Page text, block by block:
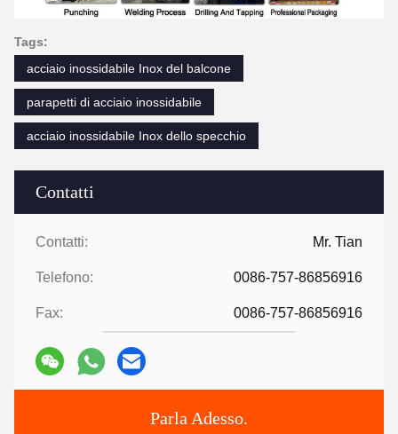
Contatti
Contatti: Mr. Tian
Telefono: 0086-757-86856916
Fax: 0086-757-86856916
Parla Adesso.
Tags:
acciaio inossidabile Inox del balcone
parapetti di acciaio inossidabile
acciaio inossidabile Inox dello specchio